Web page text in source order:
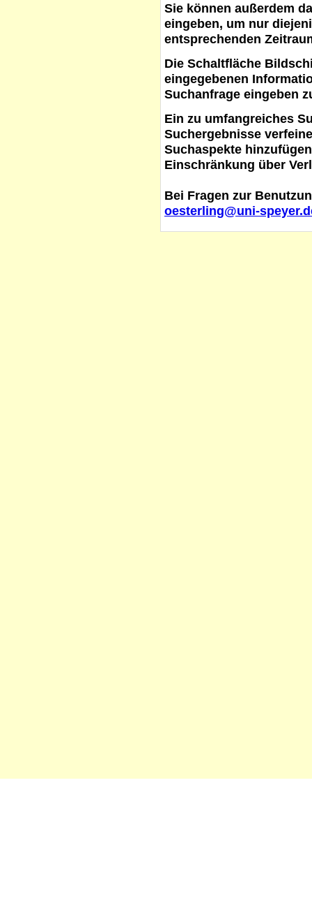
Sie können außerdem
eingeben, um nur
entsprechenden
Die Schaltfläche
eingegebenen
Suchanfrage eingeben
Ein zu umfangreiches
Suchergebnisse
Suchaspekte
Einschränkung über
Bei Fragen zur
oesterling@uni-